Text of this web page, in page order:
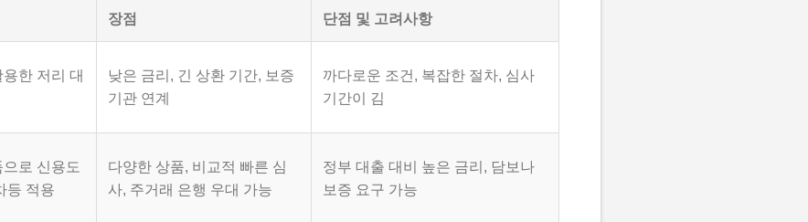
장점 단점 및 고려사항
한 저리 대
낮은 금리, 긴 상환 기간, 보증
기관 연계
까다로운 조건, 복잡한 절차, 심사
기간이 김
로 신용도
등 적용
다양한 상품, 비교적 빠른 심
사, 주거래 은행 우대 가능
정부 대출 대비 높은 금리, 담보나
보증 요구 가능